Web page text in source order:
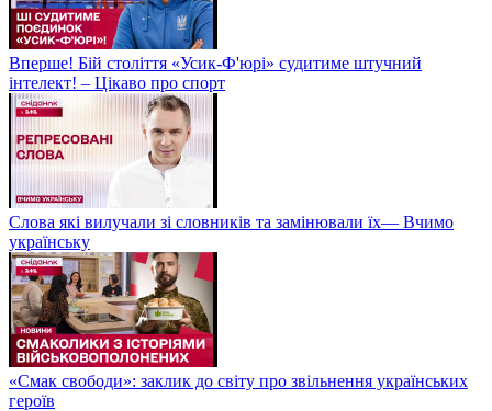
Вперше! Бій століття «Усик-Ф'юрі» судитиме штучний
інтелект! – Цікаво про спорт
Слова які вилучали зі словників та замінювали їх— Вчимо
українську
«Смак свободи»: заклик до світу про звільнення українських
героїв